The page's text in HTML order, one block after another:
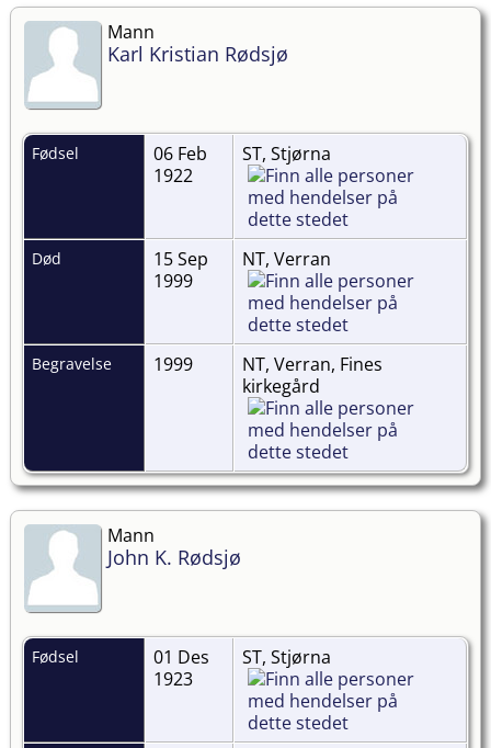
Mann
Karl Kristian Rødsjø
Fødsel
06 Feb
1922
ST, Stjørna
Død
15 Sep
1999
NT, Verran
Begravelse 1999
NT, Verran, Fines
kirkegård
Mann
John K. Rødsjø
Fødsel
01 Des
1923
ST, Stjørna